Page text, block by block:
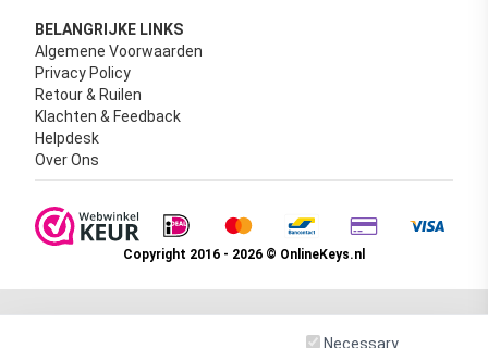
BELANGRIJKE LINKS
Algemene Voorwaarden
Privacy Policy
Retour & Ruilen
Klachten & Feedback
Helpdesk
Over Ons
Copyright 2016 - 2026 © OnlineKeys.nl
Necessary